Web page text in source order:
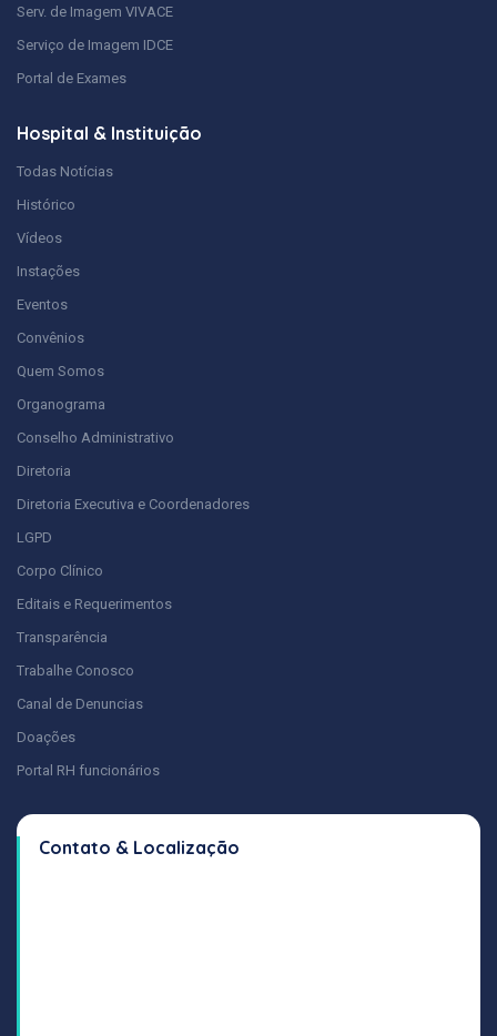
Serv. de Imagem VIVACE
Serviço de Imagem IDCE
Portal de Exames
Hospital & Instituição
Todas Notícias
Histórico
Vídeos
Instações
Eventos
Convênios
Quem Somos
Organograma
Conselho Administrativo
Diretoria
Diretoria Executiva e Coordenadores
LGPD
Corpo Clínico
Editais e Requerimentos
Transparência
Trabalhe Conosco
Canal de Denuncias
Doações
Portal RH funcionários
Contato & Localização